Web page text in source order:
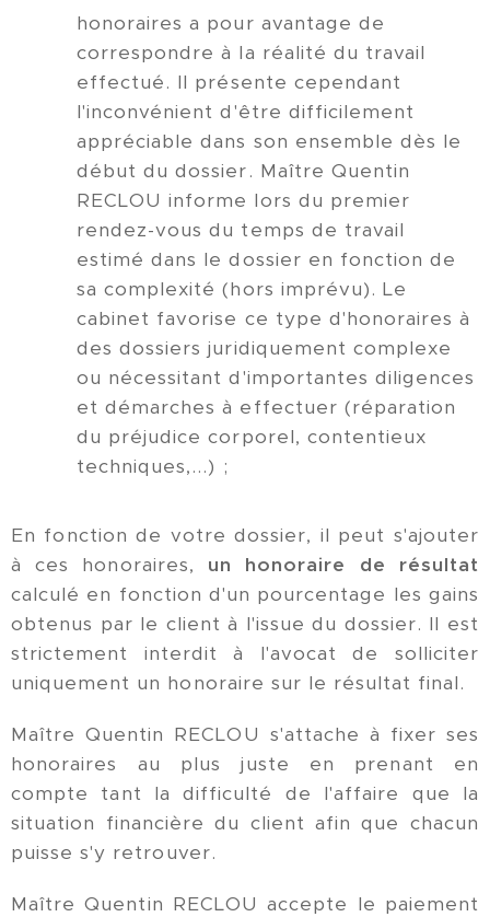
honoraires a pour avantage de
correspondre à la réalité du travail
effectué. Il présente cependant
l'inconvénient d'être difficilement
appréciable dans son ensemble dès le
début du dossier. Maître Quentin
RECLOU informe lors du premier
rendez-vous du temps de travail
estimé dans le dossier en fonction de
sa complexité (hors imprévu). Le
cabinet favorise ce type d'honoraires à
des dossiers juridiquement complexe
ou nécessitant d'importantes diligences
et démarches à effectuer (réparation
du préjudice corporel, contentieux
techniques,...) ;
En fonction de votre dossier, il peut s'ajouter
à ces honoraires, un honoraire de résultat
calculé en fonction d'un pourcentage les gains
obtenus par le client à l'issue du dossier. Il est
strictement interdit à l'avocat de solliciter
uniquement un honoraire sur le résultat final.
Maître Quentin RECLOU s'attache à fixer ses
honoraires au plus juste en prenant en
compte tant la difficulté de l'affaire que la
situation financière du client afin que chacun
puisse s'y retrouver.
Maître Quentin RECLOU accepte le paiement